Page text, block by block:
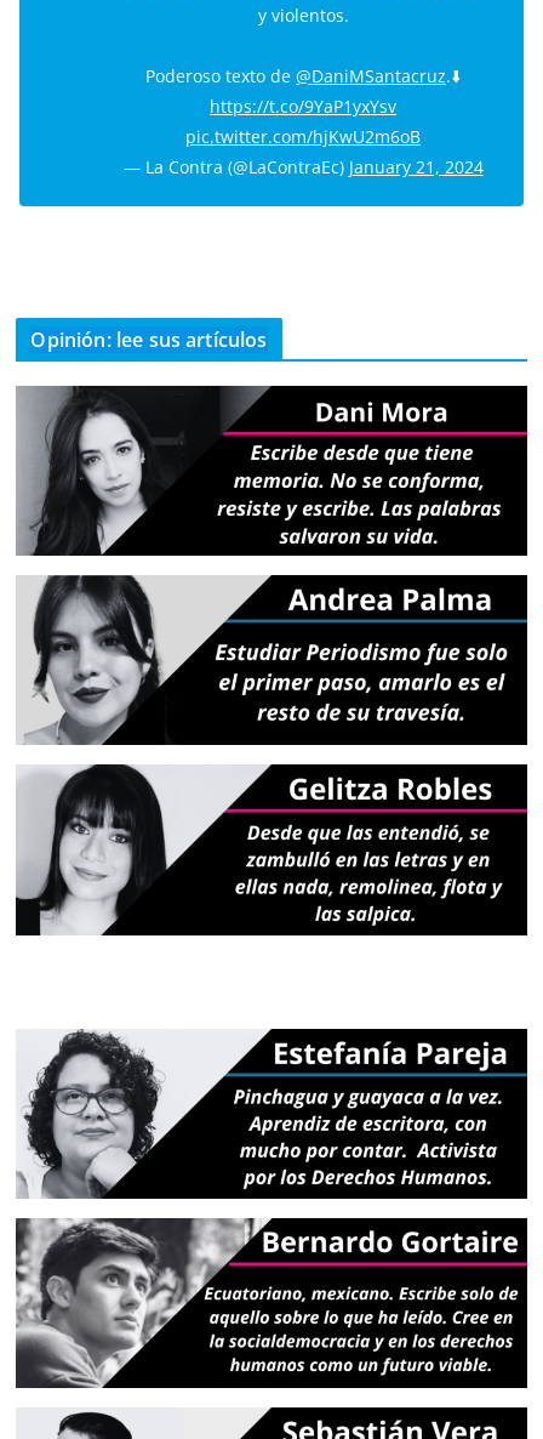
y violentos.
Poderoso texto de @DaniMSantacruz.⬇️
https://t.co/9YaP1yxYsv
pic.twitter.com/hjKwU2m6oB
— La Contra (@LaContraEc) January 21, 2024
Opinión: lee sus artículos